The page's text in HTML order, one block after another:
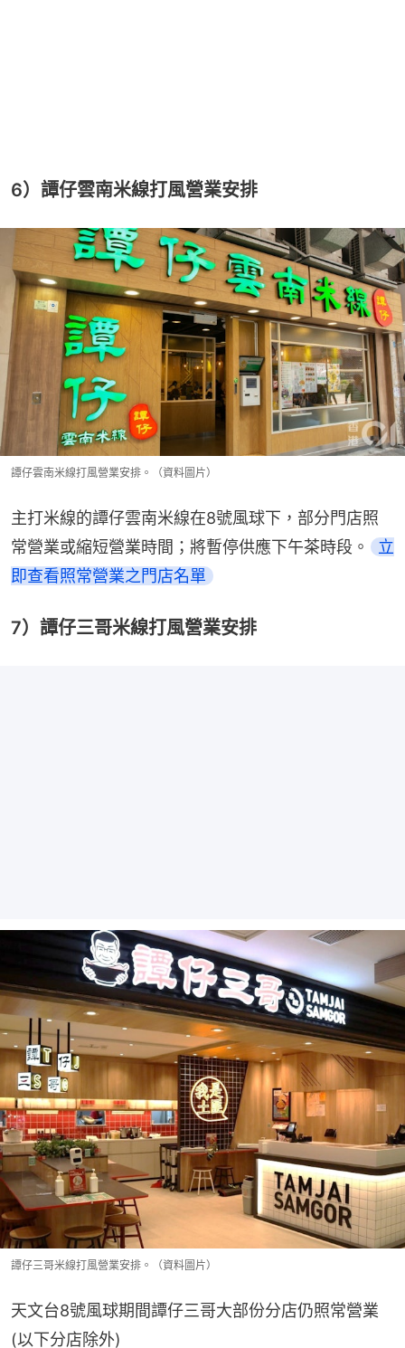
6）譚仔雲南米線打風營業安排
譚仔雲南米線打風營業安排。（資料圖片）
主打米線的譚仔雲南米線在8號風球下，部分門店照
常營業或縮短營業時間；將暫停供應下午茶時段。
立
即查看照常營業之門店名單
7）譚仔三哥米線打風營業安排
譚仔三哥米線打風營業安排。（資料圖片）
天文台8號風球期間譚仔三哥大部份分店仍照常營業
(以下分店除外)